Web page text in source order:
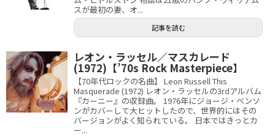
スが最初の妻、オ...
記事を読む
レオン・ラッセル／マスカレード
(1972)【’70s Rock Masterpiece】
【70年代ロックの名曲】 Leon Russell This
Masquerade (1972) レオン・ラッセルの3rdアルバム
『カーニー』の収録曲。 1976年にジョージ・ベンソ
ンがカバーして大ヒットしたので、世界的にはその
バージョンがよく知られている。 日本ではきっとカ
ー...